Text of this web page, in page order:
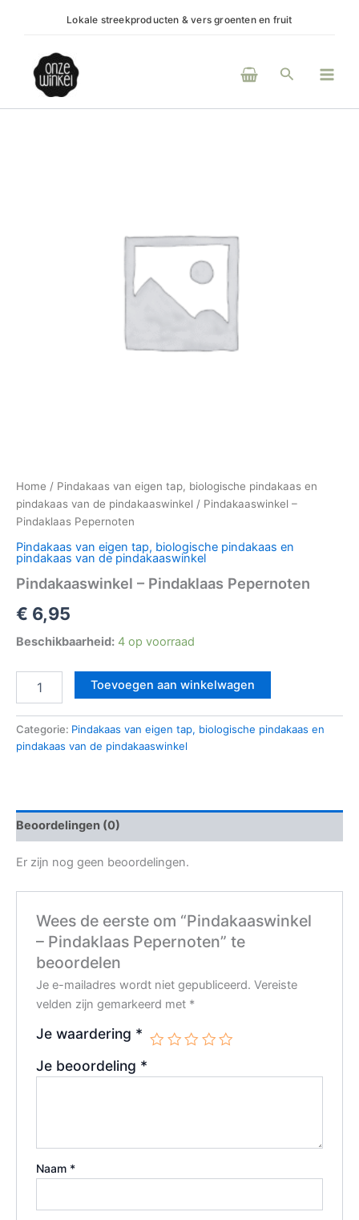
inhoud
Lokale streekproducten & vers groenten en fruit
Zoeken
Home / Pindakaas van eigen tap, biologische pindakaas en
pindakaas van de pindakaaswinkel / Pindakaaswinkel –
Pindaklaas Pepernoten
Pindakaas van eigen tap, biologische pindakaas en
pindakaas van de pindakaaswinkel
Pindakaaswinkel – Pindaklaas Pepernoten
€ 6,95
Beschikbaarheid: 4 op voorraad
Toevoegen aan winkelwagen
Categorie: Pindakaas van eigen tap, biologische pindakaas en
pindakaas van de pindakaaswinkel
Beoordelingen (0)
Er zijn nog geen beoordelingen.
Wees de eerste om “Pindakaaswinkel
– Pindaklaas Pepernoten” te
beoordelen
Je e-mailadres wordt niet gepubliceerd. Vereiste
velden zijn gemarkeerd met *
Je waardering *
Je beoordeling *
Naam *